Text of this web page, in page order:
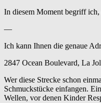
In diesem Moment begriff
—
Ich kann Ihnen die genaue
2847 Ocean Boulevard, La
Wer diese Strecke schon
Schmuckstücke einfangen.
Wellen, vor denen Kinder